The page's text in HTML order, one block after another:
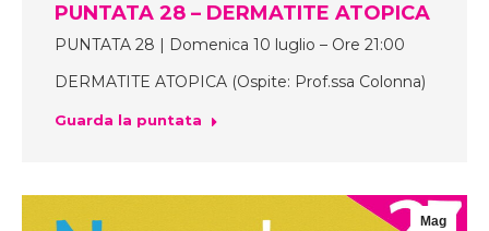
PUNTATA 28 – DERMATITE ATOPICA
PUNTATA 28 | Domenica 10 luglio – Ore 21:00
DERMATITE ATOPICA (Ospite: Prof.ssa Colonna)
Guarda la puntata
Mag